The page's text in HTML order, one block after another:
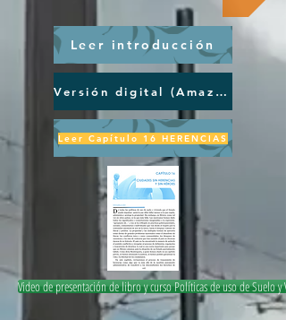
Leer introducción
Versión digital (Amazon)
Leer Capítulo 16 HERENCIAS
Video de presentación de libro y curso Políticas de uso de Suelo y